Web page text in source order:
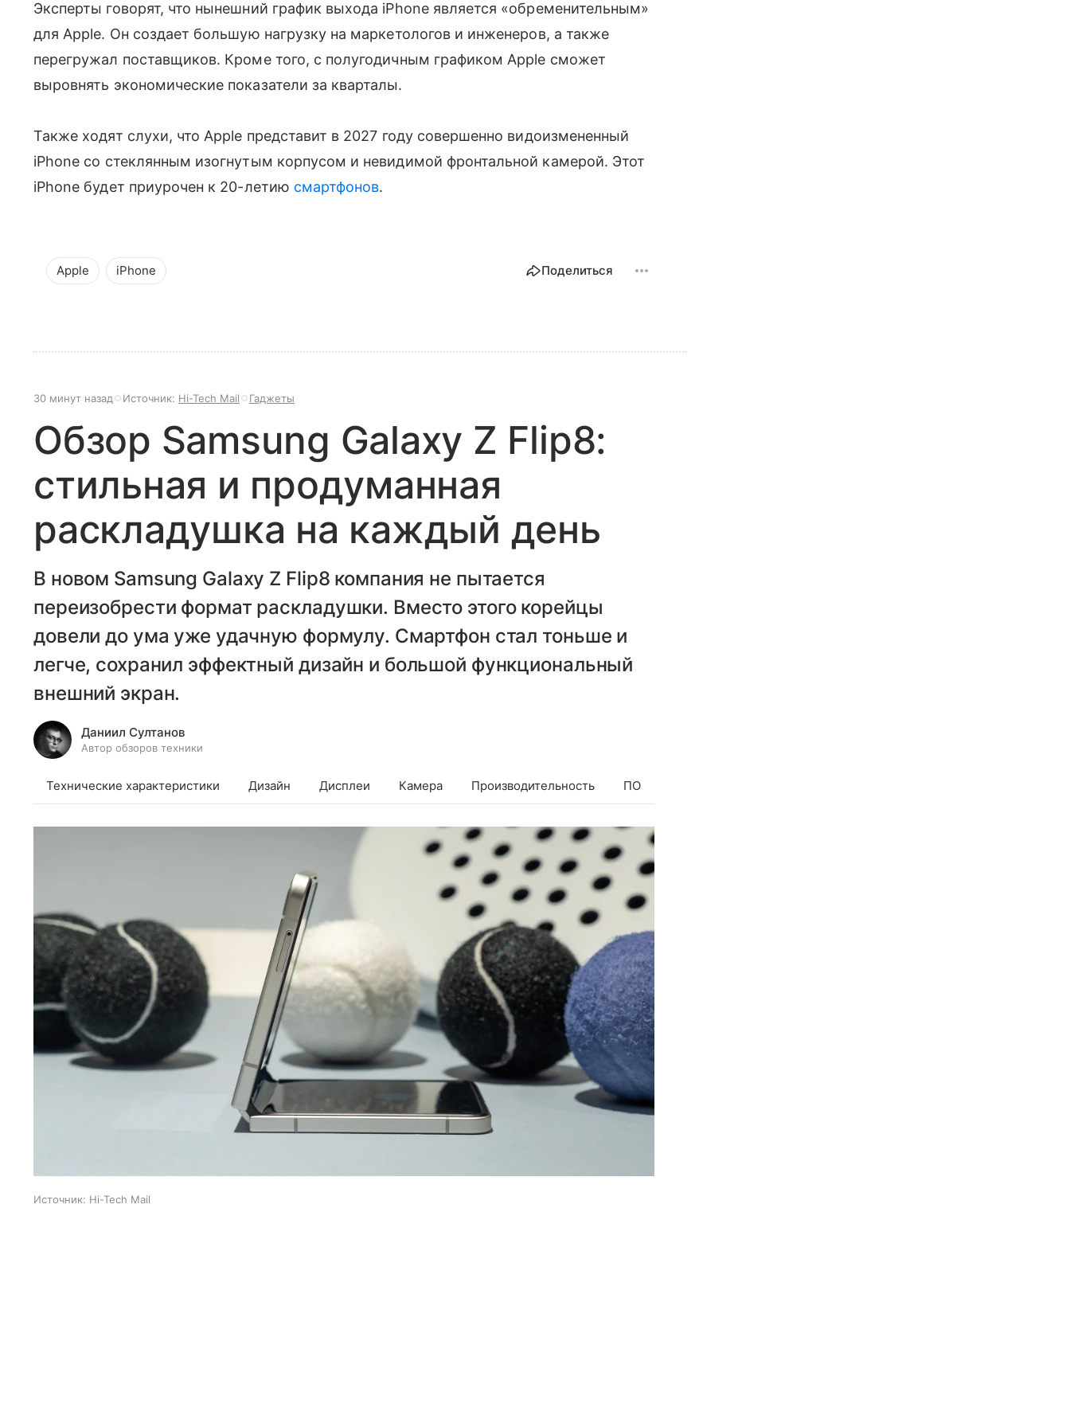
Эксперты говорят, что нынешний график выхода iPhone является «обременительным»
для Apple. Он создает большую нагрузку на маркетологов и инженеров, а также
перегружал поставщиков. Кроме того, с полугодичным графиком Apple сможет
выровнять экономические показатели за кварталы.
Также ходят слухи, что Apple представит в 2027 году совершенно видоизмененный
iPhone со стеклянным изогнутым корпусом и невидимой фронтальной камерой. Этот
iPhone будет приурочен к 20-летию смартфонов.
Apple iPhone Поделиться
30 минут назад Источник: Hi-Tech Mail Гаджеты
Обзор Samsung Galaxy Z Flip8:
стильная и продуманная
раскладушка на каждый день
В новом Samsung Galaxy Z Flip8 компания не пытается
переизобрести формат раскладушки. Вместо этого корейцы
довели до ума уже удачную формулу. Смартфон стал тоньше и
легче, сохранил эффектный дизайн и большой функциональный
внешний экран.
Даниил Султанов
Автор обзоров техники
Технические характеристики Дизайн Дисплеи Камера Производительность ПО
Источник: Hi-Tech Mail